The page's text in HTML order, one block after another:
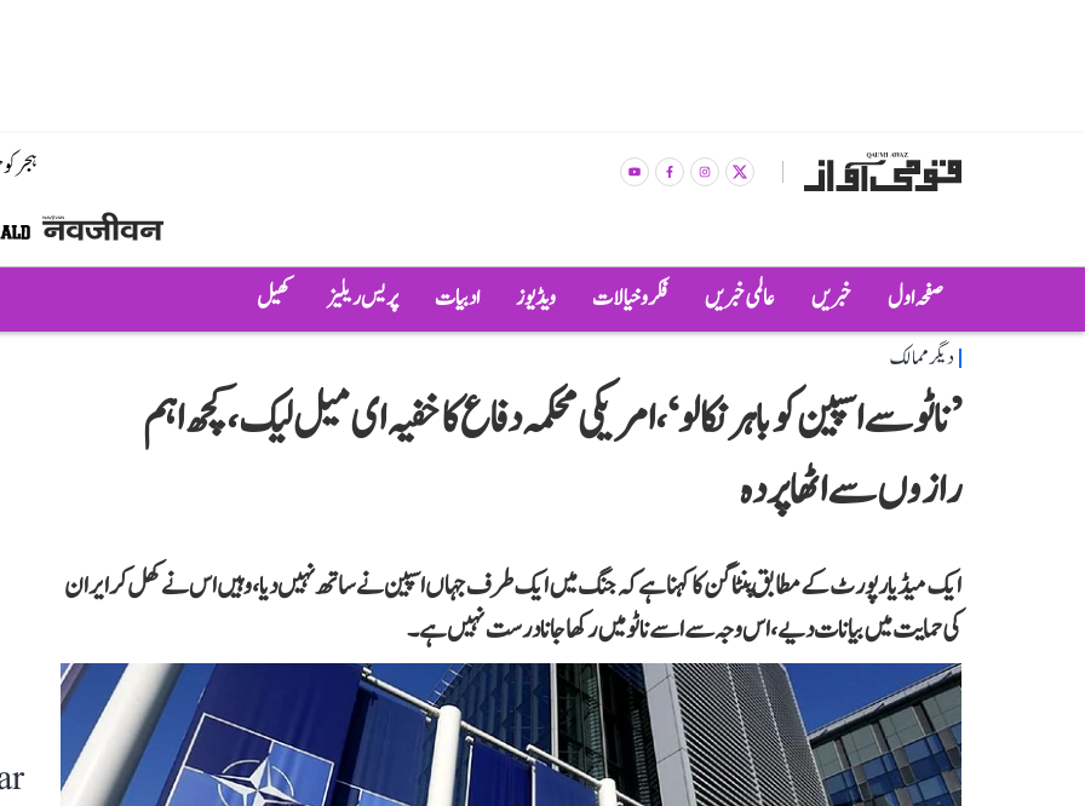
ہجر
صفحہ اول خبریں عالمی خبریں فکر و خیالات ویڈیوز ادبیات پریس ریلیز کھیل
دیگر ممالک
’ناٹو سے اسپین کو باہر نکالو‘، امریکی محکمہ دفاع کا خفیہ ای میل لیک، کچھ اہم
رازوں سے اٹھا پردہ
ایک میڈیا رپورٹ کے مطابق پنٹاگن کا کہنا ہے کہ جنگ میں ایک طرف جہاں اسپین نے ساتھ نہیں دیا، وہیں اس نے کھل کر ایران
کی حمایت میں بیانات دیے، اس وجہ سے اسے ناٹو میں رکھا جانا درست نہیں ہے۔